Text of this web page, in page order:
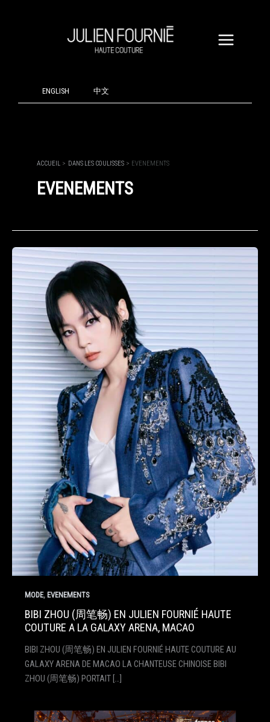
ENGLISH 中文
ACCUEIL DANS LES COULISSES EVENEMENTS
EVENEMENTS
MODE, EVENEMENTS
BIBI ZHOU (周笔畅) EN JULIEN FOURNIÉ HAUTE
COUTURE A LA GALAXY ARENA, MACAO
BIBI ZHOU (周笔畅) EN JULIEN FOURNIÉ HAUTE COUTURE AU
GALAXY ARENA DE MACAO LA CHANTEUSE CHINOISE BIBI
ZHOU (周笔畅) PORTAIT […]